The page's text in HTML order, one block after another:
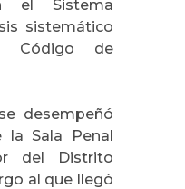
el Sistema
sistemático
Código de
desempeñó
la Sala Penal
del Distrito
al que llegó